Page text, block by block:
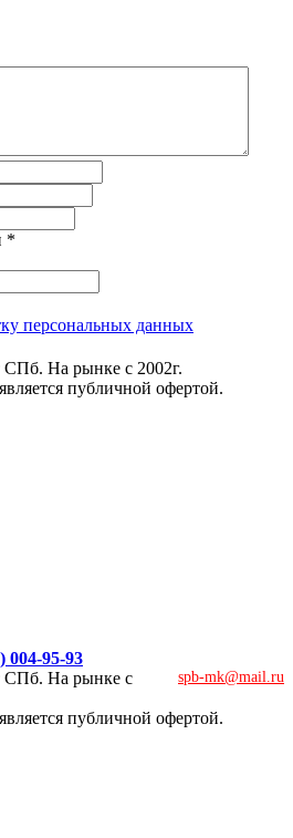
*
персональных данных
На рынке с 2002г.
публичной офертой.
004-95-93
spb-mk@mail.ru
СПб. На рынке с
публичной офертой.